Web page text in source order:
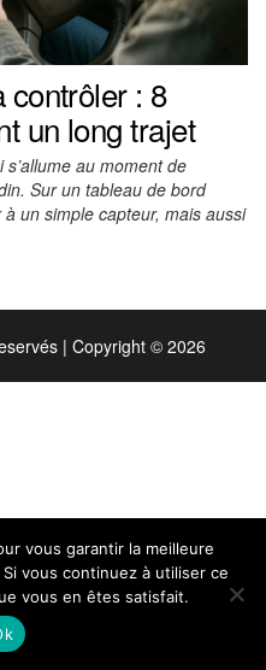
contrôler : 8
un long trajet
au moment de
Sur un tableau de bord
un simple capteur, mais aussi
| Copyright © 2026
vous garantir la meilleure
vous continuez à utiliser ce
vous en êtes satisfait.